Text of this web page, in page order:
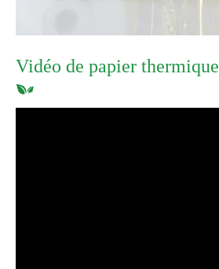
Vidéo de papier thermique